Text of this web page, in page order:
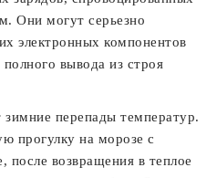
Они могут серьезно
электронных компонентов
вывода из строя
перепады температур.
прогулку на морозе с
после возвращения в теплое